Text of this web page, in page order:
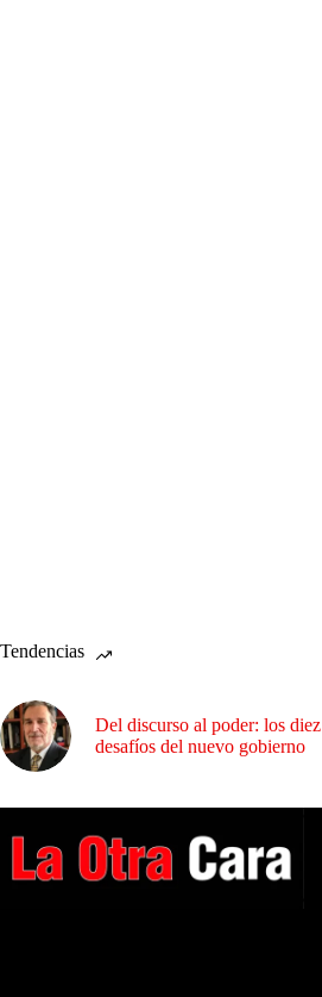
Tendencias
Del discurso al poder: los diez
desafíos del nuevo gobierno